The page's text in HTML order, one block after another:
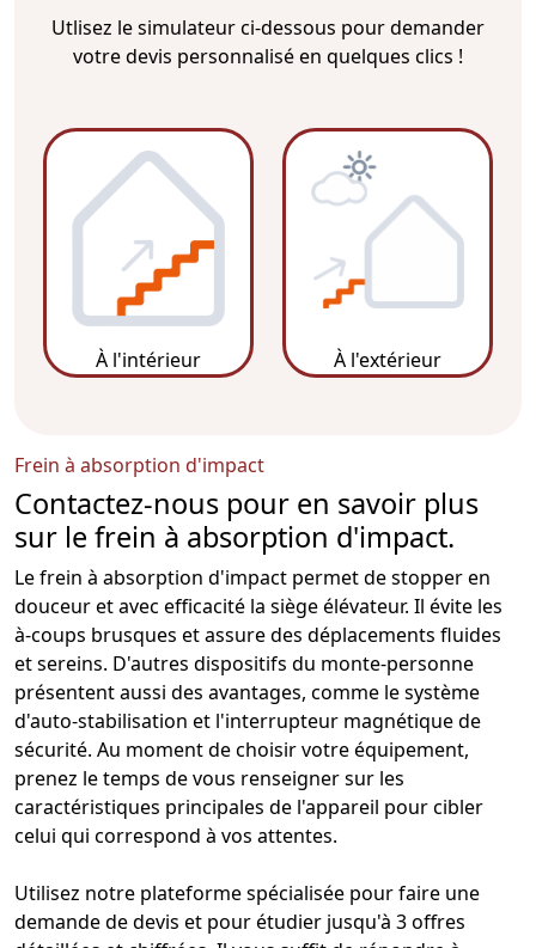
Utlisez le simulateur ci-dessous pour demander
votre devis personnalisé en quelques clics !
À l'intérieur À l'extérieur
Frein à absorption d'impact
Contactez-nous pour en savoir plus
sur le frein à absorption d'impact.
Le frein à absorption d'impact permet de stopper en
douceur et avec efficacité la siège élévateur. Il évite les
à-coups brusques et assure des déplacements fluides
et sereins. D'autres dispositifs du monte-personne
présentent aussi des avantages, comme lesystème
d'auto-stabilisation et l'interrupteur magnétique de
sécurité. Au moment de choisir votre équipement,
prenez le temps de vous renseigner sur les
caractéristiques principales de l'appareil pour cibler
celui qui correspond à vos attentes.
Utilisez notre plateforme spécialisée pour faire une
demande de devis et pour étudier jusqu'à 3 offres